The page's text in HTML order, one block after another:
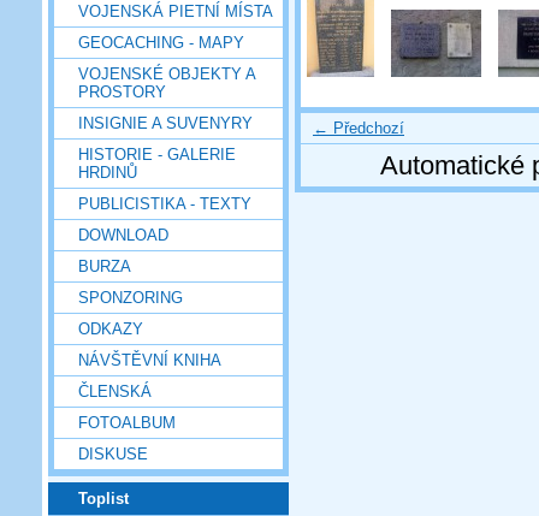
VOJENSKÁ PIETNÍ MÍSTA
GEOCACHING - MAPY
VOJENSKÉ OBJEKTY A
PROSTORY
INSIGNIE A SUVENYRY
HISTORIE - GALERIE
HRDINŮ
PUBLICISTIKA - TEXTY
DOWNLOAD
BURZA
SPONZORING
ODKAZY
NÁVŠTĚVNÍ KNIHA
ČLENSKÁ
FOTOALBUM
DISKUSE
Toplist
← Předchozí
Automatické